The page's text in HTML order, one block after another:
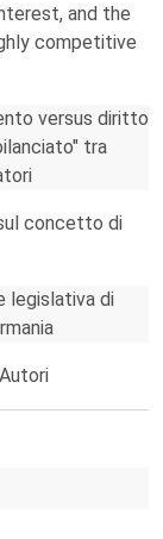
and the
competitive
versus diritto
tra
concetto di
legislativa di